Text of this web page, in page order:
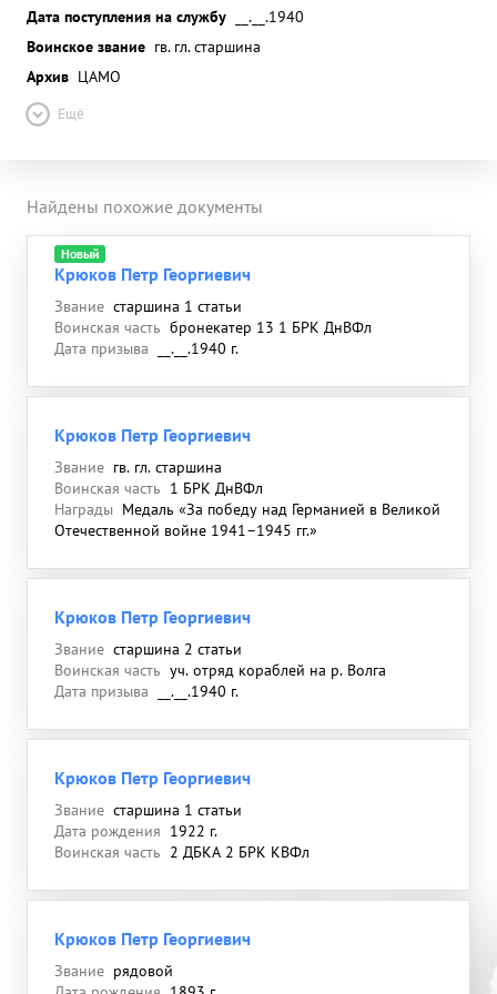
Дата поступления на службу
__.__.1940
Воинское звание гв. гл. старшина
Архив ЦАМО
Ещё
Найдены похожие документы
Новый
Крюков Петр Георгиевич
Звание старшина 1 статьи
Воинская часть бронекатер 13 1 БРК ДнВФл
Дата призыва
__.__.1940 г.
Крюков Петр Георгиевич
Звание гв. гл. старшина
Воинская часть 1 БРК ДнВФл
Награды Медаль «За победу над Германией в Великой
Отечественной войне 1941–1945 гг.»
Крюков Петр Георгиевич
Звание старшина 2 статьи
Воинская часть уч. отряд кораблей на р. Волга
Дата призыва
__.__.1940 г.
Крюков Петр Георгиевич
Звание старшина 1 статьи
Дата рождения 1922 г.
Воинская часть 2 ДБКА 2 БРК КВФл
Крюков Петр Георгиевич
Звание рядовой